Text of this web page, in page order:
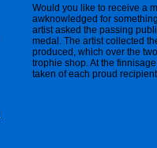
Would you like to receive a
awknowledged for
artist asked the passing
medal. The artist collected
produced, which over the
trophie shop. At the
taken of each proud